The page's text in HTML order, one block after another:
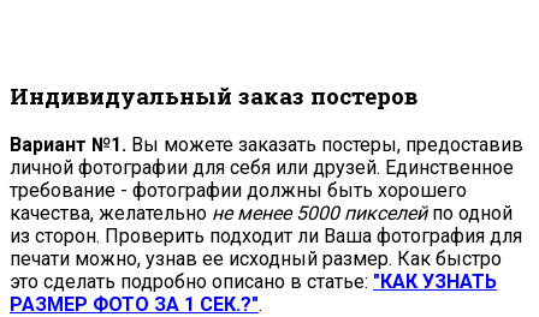
Индивидуальный заказ постеров
Вариант №1. Вы можете заказать постеры, предоставив
личной фотографии для себя или друзей. Единственное
требование - фотографии должны быть хорошего
качества, желательно не менее 5000 пикселейпо одной
из сторон. Проверить подходит ли Ваша фотография для
печати можно, узнав ее исходный размер. Как быстро
это сделать подробно описано в статье: "КАК УЗНАТЬ
РАЗМЕР ФОТО ЗА 1 СЕК.?".